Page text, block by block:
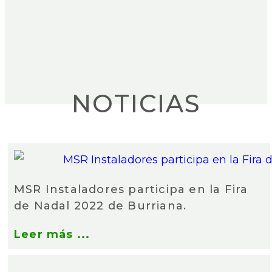
NOTICIAS
MSR Instaladores participa en la Fira
de Nadal 2022 de Burriana.
Leer más ...